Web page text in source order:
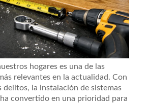
hogares es una de las
relevantes en la actualidad. Con
delitos, la instalación de sistemas
convertido en una prioridad para